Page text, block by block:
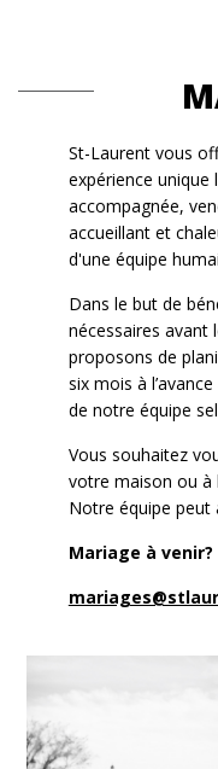
St-Laurent vous
expérience unique
accompagnée,
accueillant et
d'une équipe
Dans le but de
nécessaires avant
proposons de
six mois à
de notre équipe
Vous souhaitez
votre maison ou à
Notre équipe peut
Mariage à